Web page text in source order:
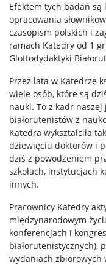
Efektem tych badań
opracowania
czasopism polskich i
ramach Katedry od 1
Glottodydaktyki
Przez lata w Katedrze
wiele osób, które są
nauki. To z kadr
białorutenistów z
Katedra wykształciła
dziewięciu doktorów i
dziś z powodzeniem
szkołach, instytucjach
innych.
Pracownicy Katedry
międzynarodowym
konferencjach i
białorutenistycznych),
wydaniach zbiorowych